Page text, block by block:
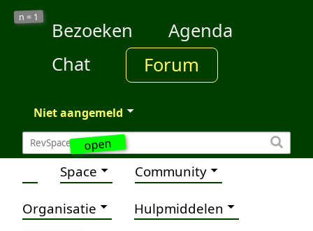
open
n = 1
Bezoeken
Agenda
Chat
Forum
Niet aangemeld
Space Community
Organisatie Hulpmiddelen